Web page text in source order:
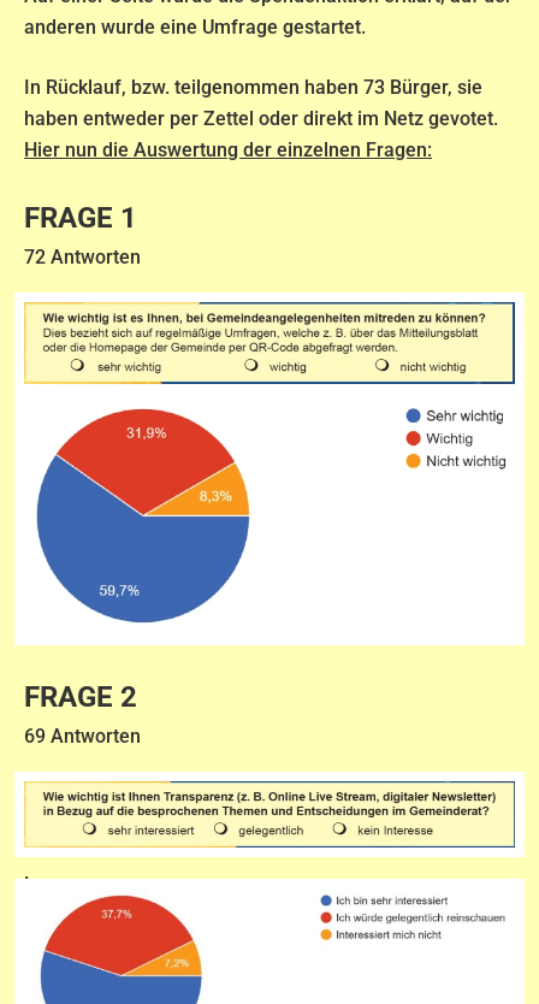
anderen wurde eine Umfrage gestartet.
In Rücklauf, bzw. teilgenommen haben 73 Bürger, sie
haben entweder per Zettel oder direkt im Netz gevotet.
Hier nun die Auswertung der einzelnen Fragen:
FRAGE 1
72 Antworten
FRAGE 2
69 Antworten
.